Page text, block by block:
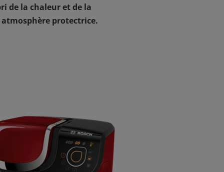
de la chaleur et de la
protectrice.